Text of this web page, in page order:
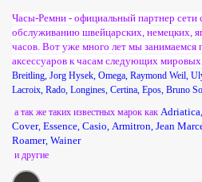
Часы-Ремни - официальный партнер сети
обслуживанию швейцарских, немецких,
часов. Вот уже много лет мы
аксессуаров к часам следующих
Breitling, Jorg Hysek, Omega, Raymond Weil,
Lacroix, Rado, Longines, Certina, Epos, Bruno
а так же таких известных марок как Adriatica,
Cover, Essence, Casio, Armitron, Jean
Roamer, Wainer
и другие